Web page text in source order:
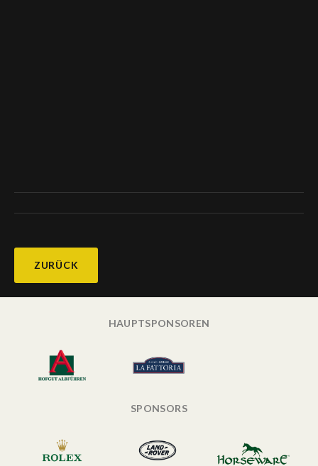
ZURÜCK
HAUPTSPONSOREN
SPONSORS